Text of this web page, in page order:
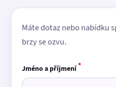
Máte dotaz nebo nabídku
brzy se ozvu.
Jméno a příjmení*